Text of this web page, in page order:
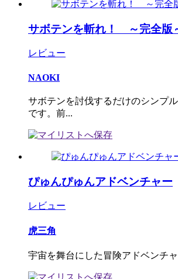
サボテンを斬れ！ ～完全版
レビュー
NAOKI
サボテンを討伐するだけのシンプ
です。前...
ぴゅんぴゅんアドベンチャー
レビュー
虎三角
宇宙を舞台にした冒険アドベンチャ